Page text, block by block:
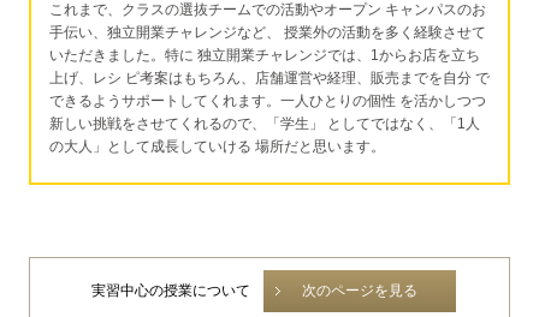
これまで、クラスの選抜チームでの活動やオープン キャンパスのお
手伝い、独立開業チャレンジなど、 授業外の活動を多く経験させて
いただきました。特に 独立開業チャレンジでは、1からお店を立ち
上げ、レシ ピ考案はもちろん、店舗運営や経理、販売までを自分 で
できるようサポートしてくれます。一人ひとりの個性 を活かしつつ
新しい挑戦をさせてくれるので、「学生」 としてではなく、「1人
の大人」として成長していける 場所だと思います。
実習中心の授業について 次のページを見る